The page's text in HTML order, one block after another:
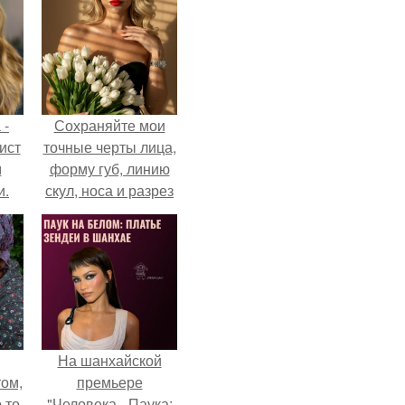
-
Сохраняйте мои
точные черты лица,
форму губ, линию
скул, носа и разрез
глаз.
На шанхайской
премьере